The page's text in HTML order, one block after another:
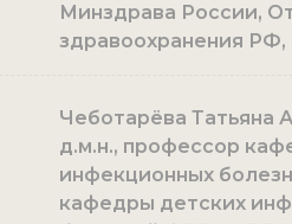
Минздрава России,
здравоохранения РФ,
Чеботарёва Татьяна
д.м.н., профессор
инфекционных
кафедры детских